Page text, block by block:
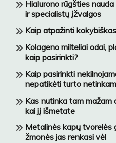
Hialurono rūgšties
ir specialistų įžvalgos
Kaip atpažinti
Kolageno milteliai odai,
kaip pasirinkti?
Kaip pasirinkti
nepatikėti turto
Kas nutinka tam mažam
kai jį išmetate
Metalinės kapų tvorelės
žmonės jas renkasi vėl